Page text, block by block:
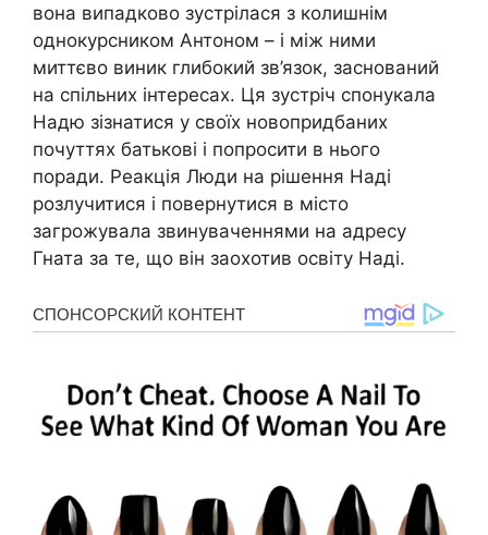
вона випадково зустрілася з колишнім
однокурсником Антоном – і між ними
миттєво виник глибокий зв’язок, заснований
на спільних інтересах. Ця зустріч спонукала
Надю зізнатися у своїх новопридбаних
почуттях батькові і попросити в нього
поради. Реакція Люди на рішення Наді
розлучитися і повернутися в місто
загрожувала звинуваченнями на адресу
Гната за те, що він заохотив освіту Наді.